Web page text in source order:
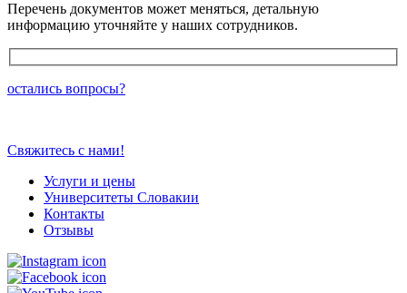
Перечень документов может меняться, детальную
информацию уточняйте у наших сотрудников.
остались вопросы?
Свяжитесь с нами!
Услуги и цены
Университеты Словакии
Контакты
Отзывы